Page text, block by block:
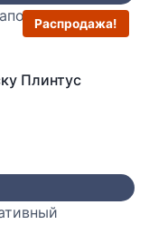
Распродажа!
Плинтус